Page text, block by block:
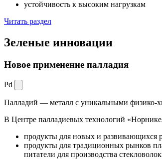
устойчивость к высоким нагрузкам
Читать раздел
Зеленые инновации
Новое применение палладия
Pd
Палладий — металл с уникальными физико-
В Центре палладиевых технологий
продукты для новых и развивающихся
продукты для традиционных рынков
питатели для производства